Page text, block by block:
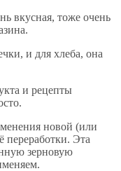
вкусная, тоже очень
и для хлеба, она
и рецепты
новой (или
переработки. Эта
зерновую